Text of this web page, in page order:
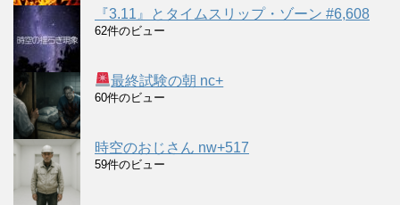
『3.11』とタイムスリップ・ゾーン #6,608
62件のビュー
最終試験の朝 nc+
60件のビュー
時空のおじさん nw+517
59件のビュー